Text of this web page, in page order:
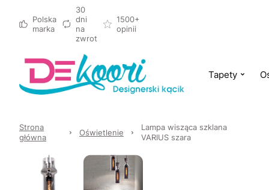
Polska
marka
30
dni
na
zwrot
1500+
opinii
Tapety
Strona
główna
Oświetlenie
Lampa wisząca szklana
VARIUS szara